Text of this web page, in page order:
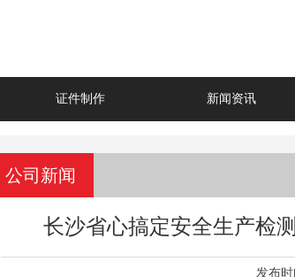
证件制作 新闻资讯
公司新闻
长沙省心搞定安全生产检
发布